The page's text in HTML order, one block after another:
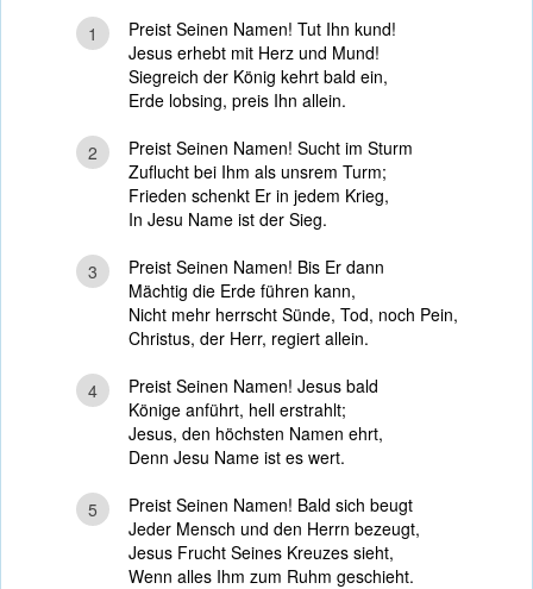
1
Preist Seinen Namen! Tut Ihn kund!
Jesus erhebt mit Herz und Mund!
Siegreich der König kehrt bald ein,
Erde lobsing, preis Ihn allein.
2
Preist Seinen Namen! Sucht im Sturm
Zuflucht bei Ihm als unsrem Turm;
Frieden schenkt Er in jedem Krieg,
In Jesu Name ist der Sieg.
3
Preist Seinen Namen! Bis Er dann
Mächtig die Erde führen kann,
Nicht mehr herrscht Sünde, Tod, noch Pein,
Christus, der Herr, regiert allein.
4
Preist Seinen Namen! Jesus bald
Könige anführt, hell erstrahlt;
Jesus, den höchsten Namen ehrt,
Denn Jesu Name ist es wert.
5
Preist Seinen Namen! Bald sich beugt
Jeder Mensch und den Herrn bezeugt,
Jesus Frucht Seines Kreuzes sieht,
Wenn alles Ihm zum Ruhm geschieht.